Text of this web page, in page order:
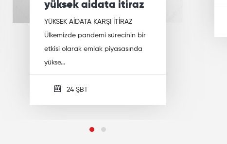
yüksek aidata itiraz
YÜKSEK AİDATA KARŞI İTİRAZ
Ülkemizde pandemi sürecinin bir
etkisi olarak emlak piyasasında
yükse…
24 ŞBT